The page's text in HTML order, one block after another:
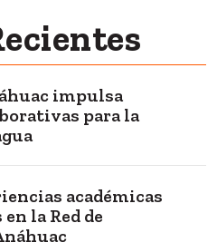
impulsa
para la
académicas
la Red de